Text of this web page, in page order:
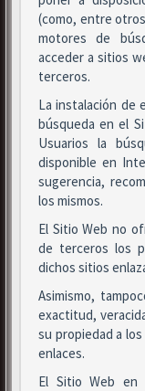
(como, entre
motores de
acceder a sitios
terceros.
La instalación de
búsqueda en el
Usuarios la
disponible en
sugerencia,
los mismos.
El Sitio Web no
de terceros los
dichos sitios
Asimismo,
exactitud,
su propiedad a
enlaces.
El Sitio Web en